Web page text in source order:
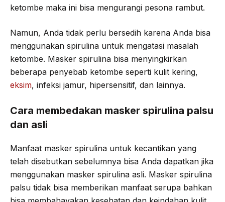
ketombe maka ini bisa mengurangi pesona rambut.
Namun, Anda tidak perlu bersedih karena Anda bisa
menggunakan spirulina untuk mengatasi masalah
ketombe. Masker spirulina bisa menyingkirkan
beberapa penyebab ketombe seperti kulit kering,
eksim, infeksi jamur, hipersensitif, dan lainnya.
Cara membedakan masker spirulina palsu
dan asli
Manfaat masker spirulina untuk kecantikan yang
telah disebutkan sebelumnya bisa Anda dapatkan jika
menggunakan masker spirulina asli. Masker spirulina
palsu tidak bisa memberikan manfaat serupa bahkan